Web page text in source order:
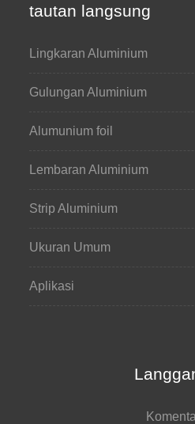
tautan langsung
Lingkaran Aluminium
Gulungan Aluminium
Alumunium foil
Lembaran Aluminium
Strip Aluminium
Ukuran Umum
Aplikasi